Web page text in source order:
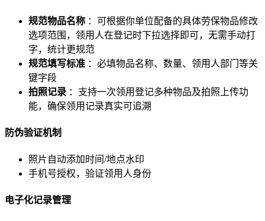
规范物品名称 ：可根据你单位配备的具体劳保物品修改
选项范围，领用人在登记时下拉选择即可，无需手动打
字，统计更规范
规范填写标准 ：必填物品名称、数量、领用人部门等关
键字段
拍照记录 ：支持一次领用登记多种物品及拍照上传功
能，确保领用记录真实可追溯
防伪验证机制
照片自动添加时间/地点水印
手机号授权，验证领用人身份
电子化记录管理